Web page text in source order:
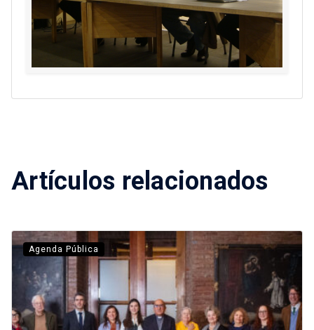
Artículos relacionados
Agenda Pública